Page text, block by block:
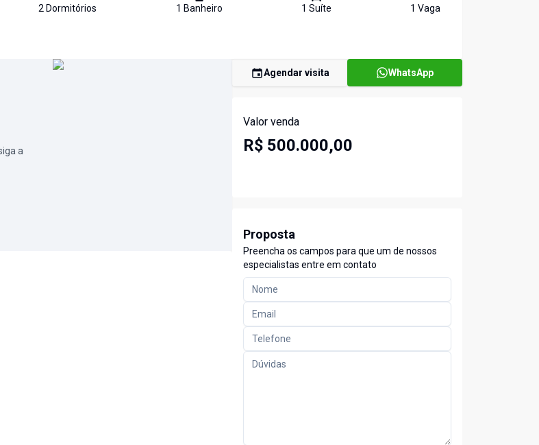
2 Dormitórios 1 Banheiro 1 Suíte 1 Vaga
a
Agendar visita WhatsApp
Valor venda
R$ 500.000,00
Proposta
Preencha os campos para que um de nossos
especialistas entre em contato